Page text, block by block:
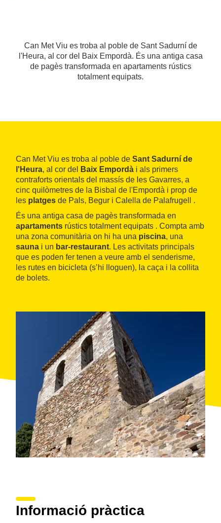
Can Met Viu es troba al poble de Sant Sadurní de
l'Heura, al cor del Baix Empordà. És una antiga casa
de pagès transformada en apartaments rústics
totalment equipats.
Can Met Viu es troba al poble de Sant Sadurní de
l'Heura, al cor del Baix Empordà i als primers
contraforts orientals del massís de les Gavarres, a
cinc quilòmetres de la Bisbal de l'Empordà i prop de
les platges de Pals, Begur i Calella de Palafrugell .
És una antiga casa de pagès transformada en
apartaments rústics totalment equipats . Compta amb
una zona comunitària on hi ha una piscina, una
sauna i un bar-restaurant. Les activitats principals
que es poden fer tenen a veure amb el senderisme,
les rutes en bicicleta (s’hi lloguen), la caça i la collita
de bolets.
Informació pràctica